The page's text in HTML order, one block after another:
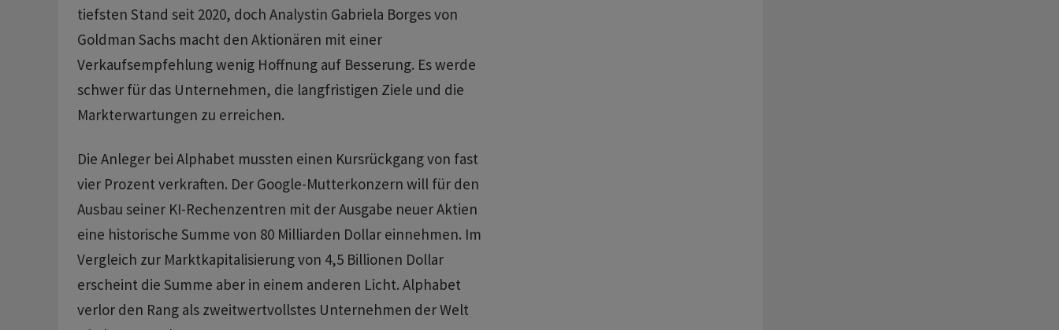
tiefsten Stand seit 2020, doch Analystin Gabriela Borges von
Goldman Sachs macht den Aktionären mit einer
Verkaufsempfehlung wenig Hoffnung auf Besserung. Es werde
schwer für das Unternehmen, die langfristigen Ziele und die
Markterwartungen zu erreichen.
Die Anleger bei Alphabet mussten einen Kursrückgang von fast
vier Prozent verkraften. Der Google-Mutterkonzern will für den
Ausbau seiner KI-Rechenzentren mit der Ausgabe neuer Aktien
eine historische Summe von 80 Milliarden Dollar einnehmen. Im
Vergleich zur Marktkapitalisierung von 4,5 Billionen Dollar
erscheint die Summe aber in einem anderen Licht. Alphabet
verlor den Rang als zweitwertvollstes Unternehmen der Welt